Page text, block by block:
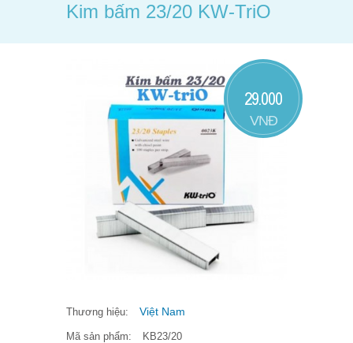
Kim bấm 23/20 KW-TriO
29.000
VNĐ
Thương hiệu: Việt Nam
Mã sản phẩm: KB23/20